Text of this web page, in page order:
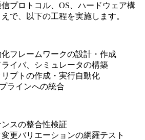
プロトコル、OS、ハードウェア構
で、以下の工程を実施します。
フレームワークの設計・作成
ライバ、シミュレータの構築
プトの作成・実行自動化
ラインへの統合
スの整合性検証
更バリエーションの網羅テスト